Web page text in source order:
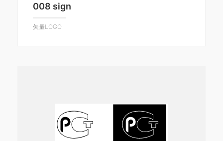
008 sign
矢量LOGO